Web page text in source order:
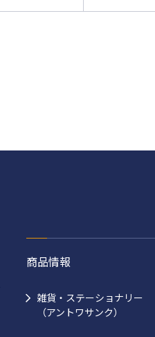
商品情報
雑貨・ステーショナリー
（アントワサンク）